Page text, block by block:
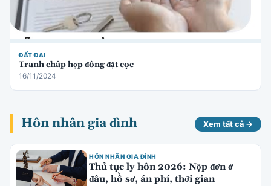
ĐẤT ĐAI
Tranh chấp hợp đồng đặt cọc
16/11/2024
Hôn nhân gia đình Xem tất cả →
HÔN NHÂN GIA ĐÌNH
Thủ tục ly hôn 2026: Nộp đơn ở
đâu, hồ sơ, án phí, thời gian